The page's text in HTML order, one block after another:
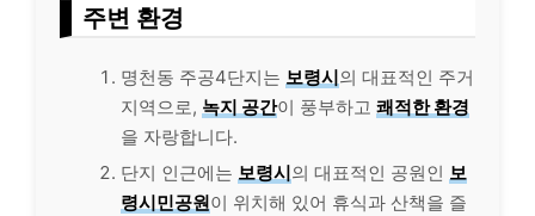
주변 환경
명천동 주공4단지는 보령시의 대표적인 주거
지역으로, 녹지 공간이 풍부하고 쾌적한 환경
을 자랑합니다.
단지 인근에는 보령시의 대표적인 공원인 보
령시민공원이 위치해 있어 휴식과 산책을 즐